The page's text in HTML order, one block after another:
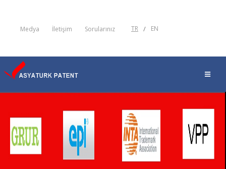
Medya İletişim Sorularınız TR / EN